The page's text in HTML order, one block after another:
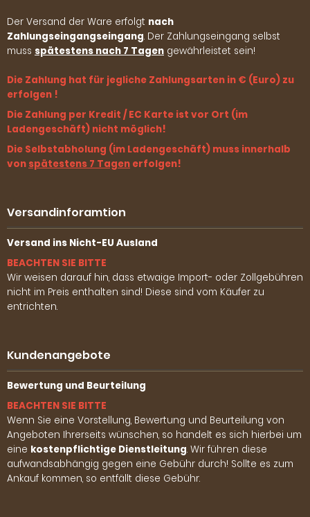
Der Versand der Ware erfolgt nach
Zahlungseingangseingang. Der Zahlungseingang selbst
muss spätestens nach 7 Tagen gewährleistet sein!
Die Zahlung hat für jegliche Zahlungsarten in € (Euro) zu
erfolgen !
Die Zahlung per Kredit / EC Karte ist vor Ort (im
Ladengeschäft) nicht möglich!
Die Selbstabholung (im Ladengeschäft) muss innerhalb
von spätestens 7 Tagen erfolgen!
Versandinforamtion
Versand ins Nicht-EU Ausland
BEACHTEN SIE BITTE
Wir weisen darauf hin, dass etwaige Import- oder Zollgebühren
nicht im Preis enthalten sind! Diese sind vom Käufer zu
entrichten.
Kundenangebote
Bewertung und Beurteilung
BEACHTEN SIE BITTE
Wenn Sie eine Vorstellung, Bewertung und Beurteilung von
Angeboten Ihrerseits wünschen, so handelt es sich hierbei um
eine kostenpflichtige Dienstleitung. Wir führen diese
aufwandsabhängig gegen eine Gebühr durch! Sollte es zum
Ankauf kommen, so entfällt diese Gebühr.